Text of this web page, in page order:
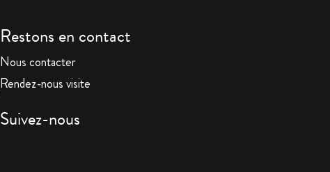
Restons en contact
Nous contacter
Rendez-nous visite
Suivez-nous